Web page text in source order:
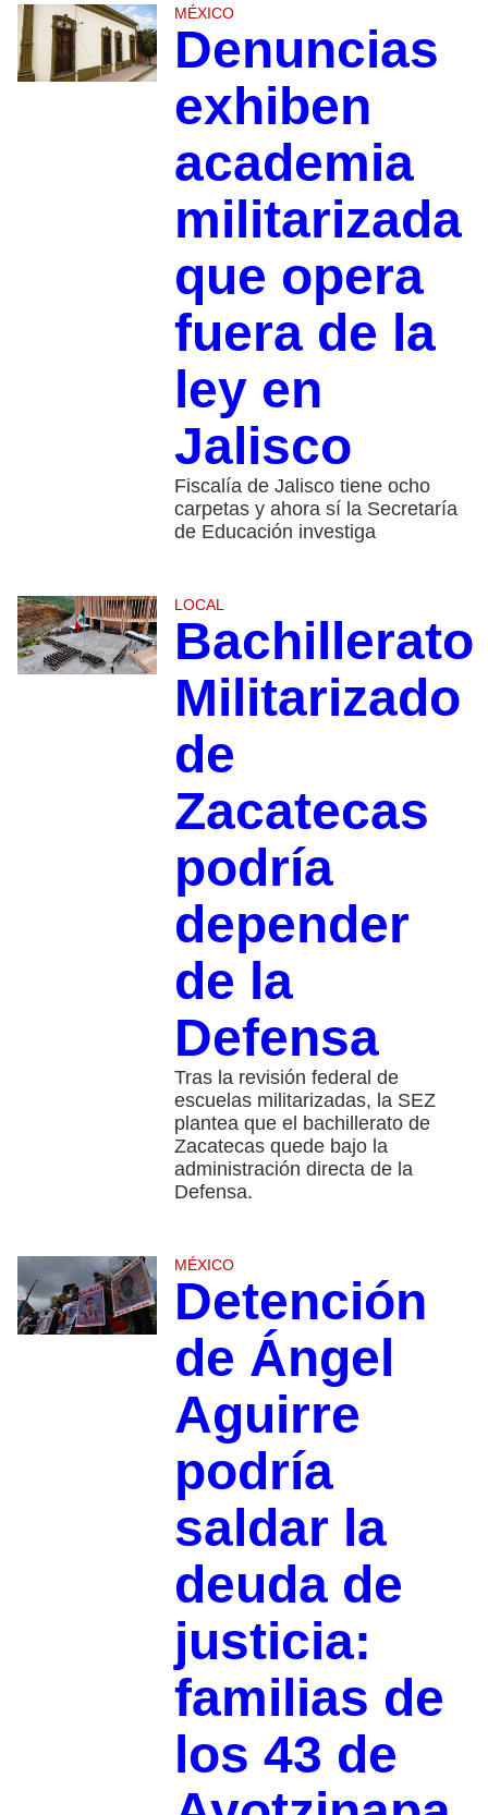
MÉXICO
Denuncias
exhiben
academia
militarizada
que opera
fuera de la
ley en
Jalisco
Fiscalía de Jalisco tiene ocho
carpetas y ahora sí la Secretaría
de Educación investiga
LOCAL
Bachillerato
Militarizado
de
Zacatecas
podría
depender
de la
Defensa
Tras la revisión federal de
escuelas militarizadas, la SEZ
plantea que el bachillerato de
Zacatecas quede bajo la
administración directa de la
Defensa.
MÉXICO
Detención
de Ángel
Aguirre
podría
saldar la
deuda de
justicia:
familias de
los 43 de